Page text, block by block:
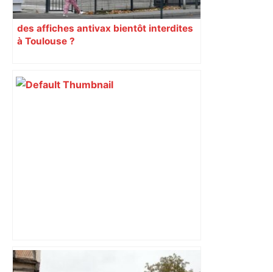
des affiches antivax bientôt interdites
à Toulouse ?
Ligue 1 : Lens débute l’année par un